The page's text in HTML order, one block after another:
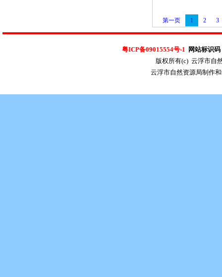
第一页 1 2 3
粤ICP备09015554号-1 网站标识
版权所有(c) 云浮市自
云浮市自然资源局制作